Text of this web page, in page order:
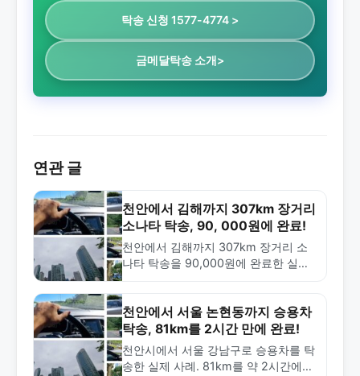
탁송 신청 1577-4774 >
금메달탁송 소개>
연관 글
천안에서 김해까지 307km 장거리
소나타 탁송, 90, 000원에 완료!
천안에서 김해까지 307km 장거리 소
나타 탁송을 90,000원에 완료한 실제
문 서비스를 확인하세요.
천안에서 서울 논현동까지 승용차
탁송, 81km를 2시간 만에 완료!
천안시에서 서울 강남구로 승용차를 탁
송한 실제 사례. 81km를 약 2시간에